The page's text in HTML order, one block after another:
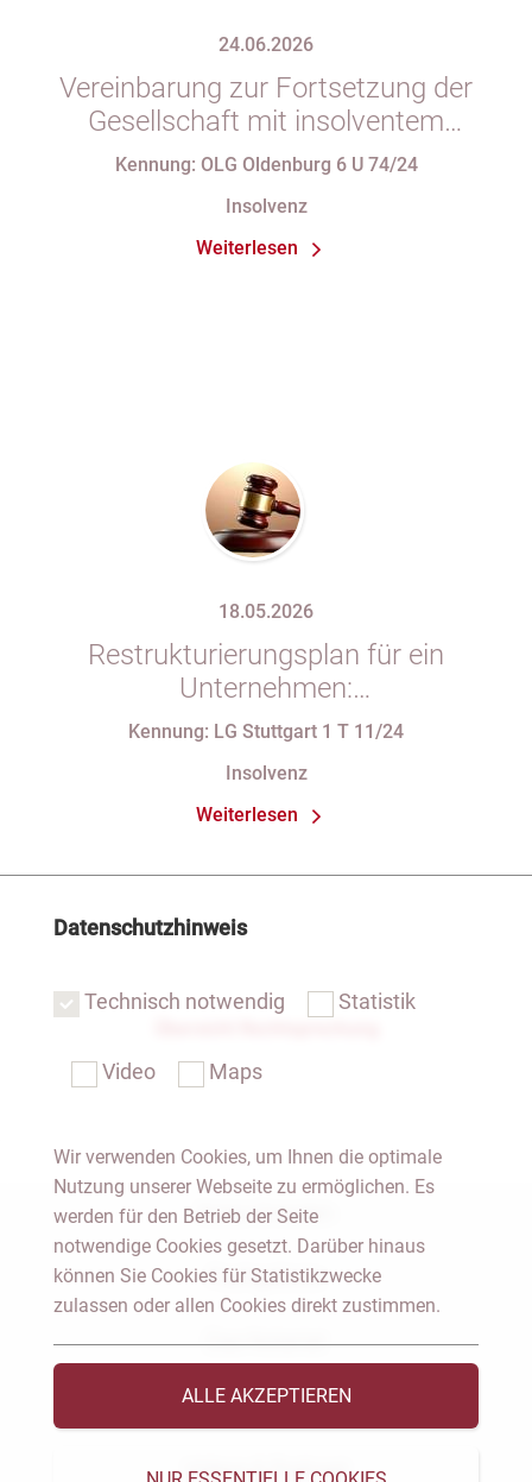
24.06.2026
Vereinbarung zur Fortsetzung der
Gesellschaft mit insolventem
Gesellschafter in Gesellschaftsvertrag
Kennung: OLG Oldenburg 6 U 74/24
Insolvenz
Weiterlesen
18.05.2026
Restrukturierungsplan für ein
Unternehmen:
Verfassungsbeschwerde gegen
Kennung: LG Stuttgart 1 T 11/24
Insolvenz
Weiterlesen
Notar Dresden
Fachgebiete
Das Notariat
Vorträge & Veröffentlichungen
Videos & Podcast
Datenschutzhinweis
Technisch notwendig Statistik
Video Maps
Wir verwenden Cookies, um Ihnen die optimale
Nutzung unserer Webseite zu ermöglichen. Es
werden für den Betrieb der Seite
notwendige Cookies gesetzt. Darüber hinaus
können Sie Cookies für Statistikzwecke
zulassen oder allen Cookies direkt zustimmen.
ALLE AKZEPTIEREN